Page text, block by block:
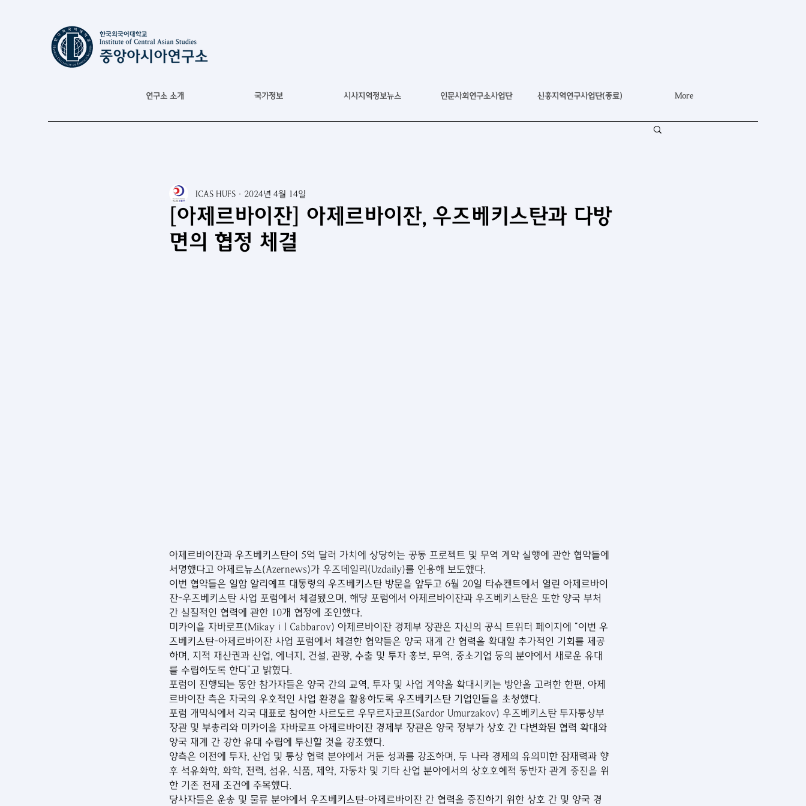
연구소 소개 국가정보 시사지역정보뉴스 인문사회연구소사업단 신흥지역연구사업단(종료) More
[아제르바이잔] 아제르바이잔, 우즈베키스탄과 다방
면의 협정 체결
ICAS HUFS 2024년 4월 14일
아제르바이잔과 우즈베키스탄이 5억 달러 가치에 상당하는 공동 프로젝트 및 무역 계약 실행에 관한 협약들에
서명했다고 아제르뉴스(Azernews)가 우즈데일리(Uzdaily)를 인용해 보도했다.
이번 협약들은 일함 알리예프 대통령의 우즈베키스탄 방문을 앞두고 6월 20일 타슈켄트에서 열린 아제르바이
잔-우즈베키스탄 사업 포럼에서 체결됐으며, 해당 포럼에서 아제르바이잔과 우즈베키스탄은 또한 양국 부처
간 실질적인 협력에 관한 10개 협정에 조인했다.
미카이을 자바로프(Mikayıl Cabbarov) 아제르바이잔 경제부 장관은 자신의 공식 트위터 페이지에 “이번 우
즈베키스탄-아제르바이잔 사업 포럼에서 체결한 협약들은 양국 재계 간 협력을 확대할 추가적인 기회를 제공
하며, 지적 재산권과 산업, 에너지, 건설, 관광, 수출 및 투자 홍보, 무역, 중소기업 등의 분야에서 새로운 유대
를 수립하도록 한다”고 밝혔다.
포럼이 진행되는 동안 참가자들은 양국 간의 교역, 투자 및 사업 계약을 확대시키는 방안을 고려한 한편, 아제
르바이잔 측은 자국의 우호적인 사업 환경을 활용하도록 우즈베키스탄 기업인들을 초청했다.
포럼 개막식에서 각국 대표로 참여한 사르도르 우무르자코프(Sardor Umurzakov) 우즈베키스탄 투자통상부
장관 및 부총리와 미카이을 자바로프 아제르바이잔 경제부 장관은 양국 정부가 상호 간 다변화된 협력 확대와
양국 재계 간 강한 유대 수립에 투신할 것을 강조했다.
양측은 이전에 투자, 산업 및 통상 협력 분야에서 거둔 성과를 강조하며, 두 나라 경제의 유의미한 잠재력과 향
후 석유화학, 화학, 전력, 섬유, 식품, 제약, 자동차 및 기타 산업 분야에서의 상호호혜적 동반자 관계 증진을 위
한 기존 전제 조건에 주목했다.
당사자들은 운송 및 물류 분야에서 우즈베키스탄-아제르바이잔 간 협력을 증진하기 위한 상호 간 및 양국 경